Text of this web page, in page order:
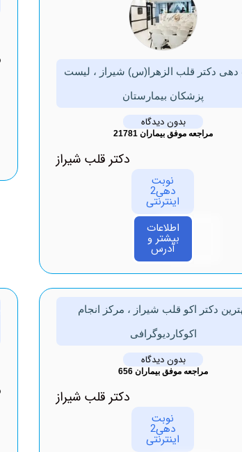
دهی دکتر قلب الزهرا(س) شیراز ، لیست
پزشکان بیمارستان
بدون دیدگاه
مراجعه موفق بیماران 21781
دکتر قلب شیراز
نوبت
دهی2
اینترنتی
اطلاعات
بیشتر و
آدرس
دکتر اکو قلب شیراز ، مرکز انجام
اکوکاردیوگرافی
بدون دیدگاه
مراجعه موفق بیماران 656
دکتر قلب شیراز
نوبت
دهی2
اینترنتی